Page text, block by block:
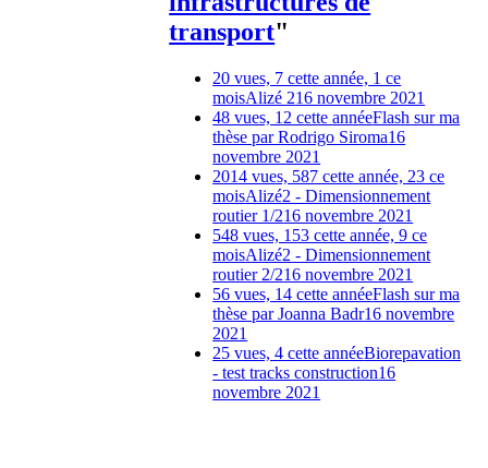
transport"
20 vues, 7 cette année, 1 ce
moisAlizé 216 novembre 2021
48 vues, 12 cette annéeFlash sur ma
thèse par Rodrigo Siroma16
novembre 2021
2014 vues, 587 cette année, 23 ce
moisAlizé2 - Dimensionnement
routier 1/216 novembre 2021
548 vues, 153 cette année, 9 ce
moisAlizé2 - Dimensionnement
routier 2/216 novembre 2021
56 vues, 14 cette annéeFlash sur ma
thèse par Joanna Badr16 novembre
2021
25 vues, 4 cette annéeBiorepavation
- test tracks construction16
novembre 2021